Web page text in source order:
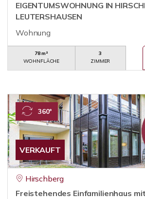
EIGENTUMSWOHNUNG IN
LEUTERSHAUSEN
Wohnung
78 m²
WOHNFLÄCHE
3
ZIMMER
VERKAUFT
360°
Hirschberg
Freistehendes Einfamilienhaus